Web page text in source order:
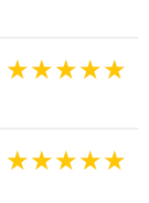
★★★★★
★★★★★